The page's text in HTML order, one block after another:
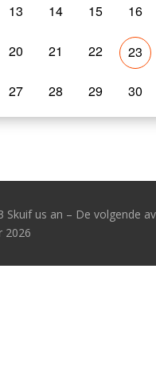
13 14 15 16
20 21 22 23
27 28 29 30
Skuif us an – De volgende
2026